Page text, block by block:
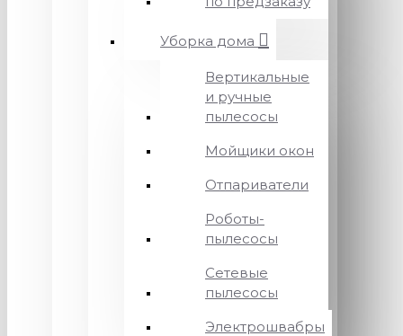
Уборка дома
Вертикальные
и ручные
пылесосы
Мойщики окон
Отпариватели
Роботы-
пылесосы
Сетевые
пылесосы
Электрошвабры